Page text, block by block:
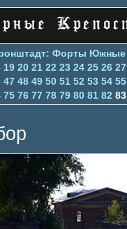
Форты Южные
19 20 21 22 23 24 25 26 27
47 48 49 50 51 52 53 54 55
75 76 77 78 79 80 81 82 83